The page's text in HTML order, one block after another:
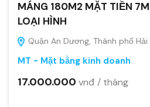
MÁNG 180M2 MẶT TIỀN
LOẠI HÌNH
Quận An Dương, Thành phố
MT - Mặt bằng kinh doanh
17.000.000 vnđ / tháng